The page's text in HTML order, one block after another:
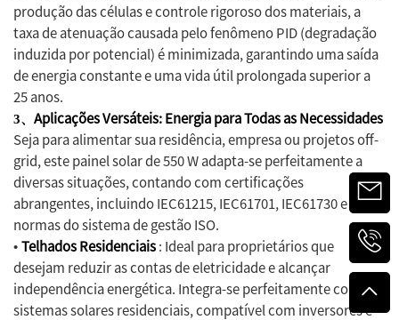
produção das células e controle rigoroso dos materiais, a
taxa de atenuação causada pelo fenômeno PID (degradação
induzida por potencial) é minimizada, garantindo uma saída
de energia constante e uma vida útil prolongada superior a
25 anos.
3、 Aplicações Versáteis: Energia para Todas as Necessidades
Seja para alimentar sua residência, empresa ou projetos off-
grid, este painel solar de 550 W adapta-se perfeitamente a
diversas situações, contando com certificações
abrangentes, incluindo IEC61215, IEC61701, IEC61730 e
normas do sistema de gestão ISO.
• Telhados Residenciais: Ideal para proprietários que
desejam reduzir as contas de eletricidade e alcançar
independência energética. Integra-se perfeitamente com
sistemas solares residenciais, compatível com inversores e